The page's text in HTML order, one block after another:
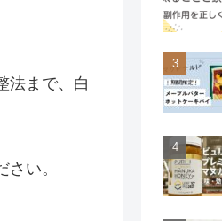
法まで、白
い。